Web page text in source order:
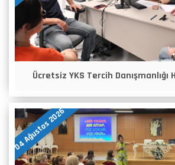
Ücretsiz YKS Tercih
04 Ağustos 2026